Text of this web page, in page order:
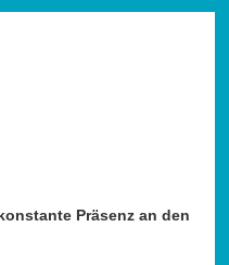
Präsenz an den